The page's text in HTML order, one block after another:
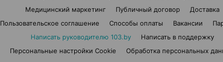
Медицинский маркетинг
Публичный договор
Доставка
Пользовательское соглашение
Способы оплаты Вакансии
Написать руководителю 103.by
Написать в поддержку
Персональные настройки Cookie
Обработка персональных